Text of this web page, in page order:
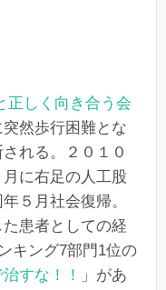
正しく向き合う会
然歩行困難とな
れる。２０１０
に右足の人工股
５月社会復帰。
患者としての経
キング7部門1位の
すな！！
」があ